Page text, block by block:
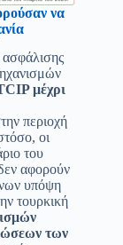
να
ασφάλισης
μέχρι
περιοχή
οι
του
αφορούν
υπόψη
τουρκική
των